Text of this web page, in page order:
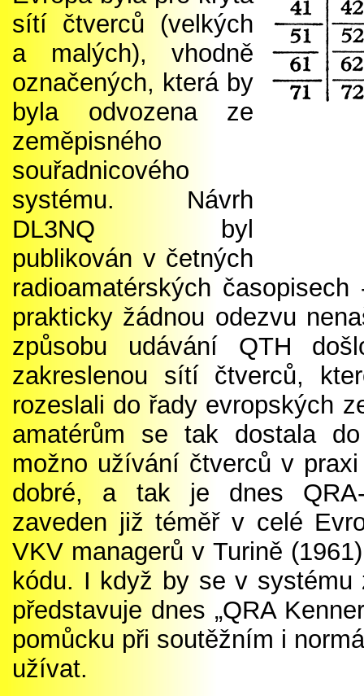
sítí čtverců (velkých
a malých), vhodně
označených, která by
byla odvozena ze
zeměpisného
souřadnicového
systému. Návrh
DL3NQ byl
publikován v četných
radioamatérských
prakticky žádnou odezvu
způsobu udávání QTH
zakreslenou sítí čtverců,
rozeslali do řady evropských
amatérům se tak dostala
možno užívání čtverců v
dobré, a tak je dnes QRA-
zaveden již téměř v celé
VKV managerů v Turině
kódu. I když by se v
představuje dnes „QRA
pomůcku při soutěžním i
užívat.